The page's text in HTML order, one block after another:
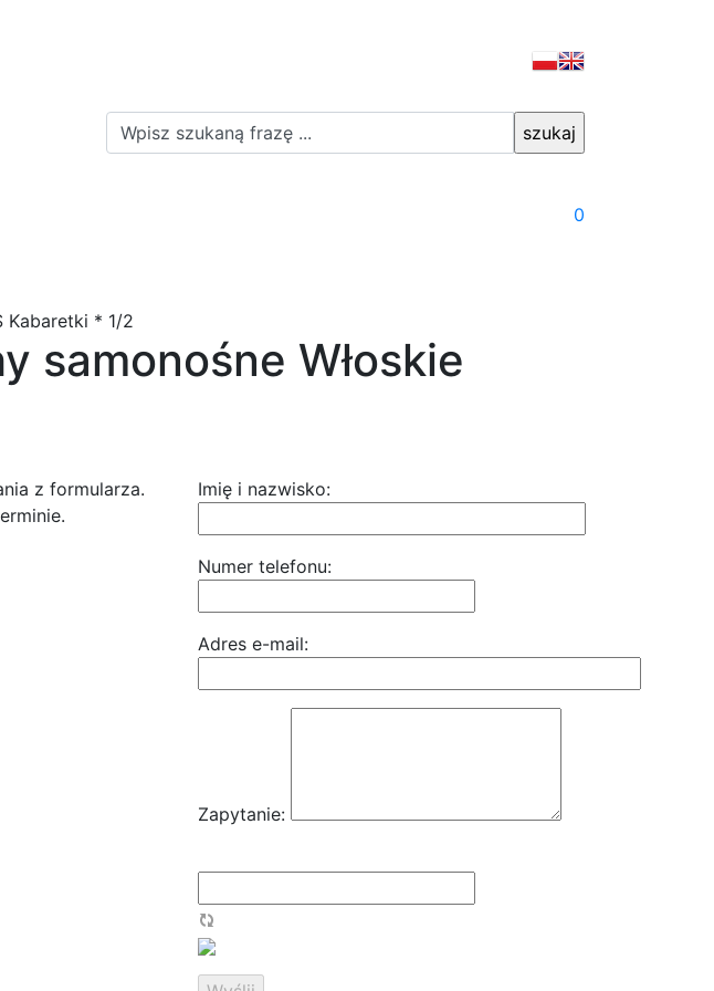
0
Kabaretki * 1/2
samonośne Włoskie
z formularza.
Imię i nazwisko:
Numer telefonu:
Adres e-mail:
Zapytanie: